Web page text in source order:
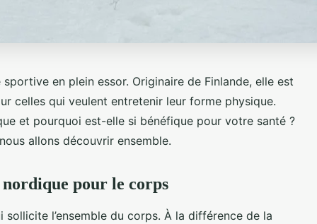
en plein essor. Originaire de Finlande, elle est
celles qui veulent entretenir leur forme physique.
et pourquoi est-elle si bénéfique pour votre santé ?
allons découvrir ensemble.
pour le corps
l’ensemble du corps. À la différence de la